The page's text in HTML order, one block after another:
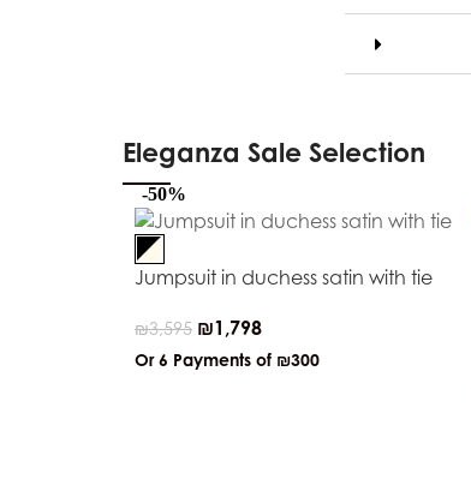
Eleganza Sale Selection
-50%
Jumpsuit in duchess satin with tie
₪3,595 ₪1,798
Or 6 Payments of ₪300